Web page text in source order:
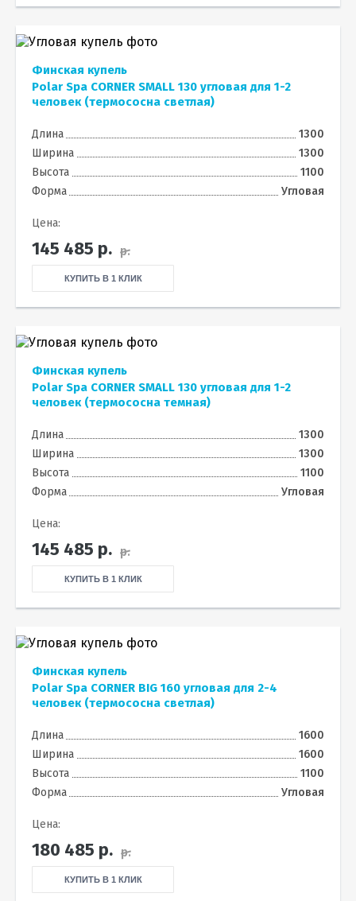
Финская купель
Polar Spa CORNER SMALL 130 угловая для 1-2
человек (термососна светлая)
Длина
1300
Ширина
1300
Высота
1100
Форма
Угловая
Цена:
145 485 р. р.
КУПИТЬ В 1 КЛИК
Финская купель
Polar Spa CORNER SMALL 130 угловая для 1-2
человек (термососна темная)
Длина
1300
Ширина
1300
Высота
1100
Форма
Угловая
Цена:
145 485 р. р.
КУПИТЬ В 1 КЛИК
Финская купель
Polar Spa CORNER BIG 160 угловая для 2-4
человек (термососна светлая)
Длина
1600
Ширина
1600
Высота
1100
Форма
Угловая
Цена:
180 485 р. р.
КУПИТЬ В 1 КЛИК